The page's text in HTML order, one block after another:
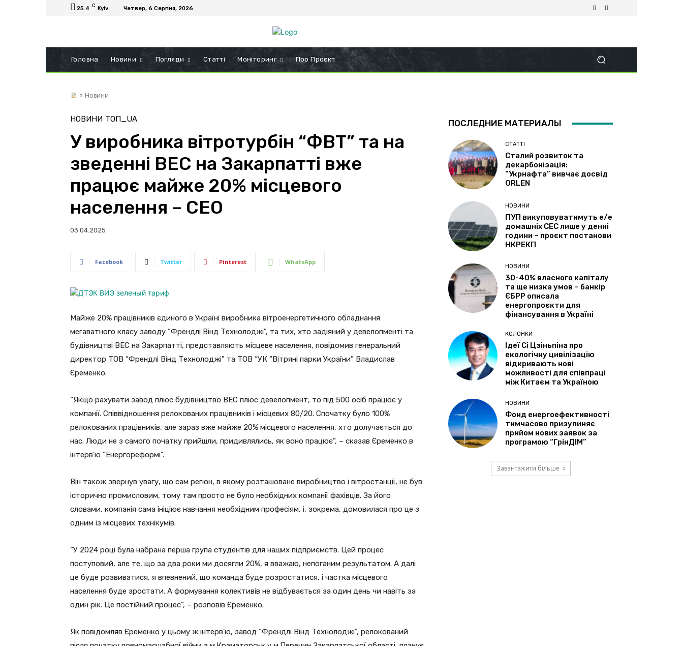
25.4 C Kyiv Четвер, 6 Серпня, 2026
Головна Новини Погляди Статті Моніторинг Про Проєкт
Новини
НОВИНИ ТОП_UA
У виробника вітротурбін “ФВТ” та на
зведенні ВЕС на Закарпатті вже
працює майже 20% місцевого
населення – СЕО
03.04.2025
Facebook Twitter Pinterest WhatsApp
Майже 20% працівників єдиного в Україні виробника вітроенергетичного обладнання
мегаватного класу заводу “Френдлі Вінд Технолоджі”, та тих, хто задіяний у девелопменті та
будівництві ВЕС на Закарпатті, представляють місцеве населення, повідомив генеральний
директор ТОВ “Френдлі Вінд Технолоджі” та ТОВ “УК “Вітряні парки України” Владислав
Єременко.
“Якщо рахувати завод плюс будівництво ВЕС плюс девелопмент, то під 500 осіб працює у
компанії. Співвідношення релокованих працівників і місцевих 80/20. Спочатку було 100%
релокованих працівників, але зараз вже майже 20% місцевого населення, хто долучається до
нас. Люди не з самого початку прийшли, придивлялись, як воно працює”, – сказав Єременко в
інтерв’ю “Енергореформі”.
Він також звернув увагу, що сам регіон, в якому розташоване виробництво і вітростанції, не був
історично промисловим, тому там просто не було необхідних компанії фахівців. За його
словами, компанія сама ініціює навчання необхідним професіям, і, зокрема, домовилася про це з
одним із місцевих технікумів.
“У 2024 році була набрана перша група студентів для наших підприємств. Цей процес
поступовий, але те, що за два роки ми досягли 20%, я вважаю, непоганим результатом. А далі
це буде розвиватися, я впевнений, що команда буде розростатися, і частка місцевого
населення буде зростати. А формування колективів не відбувається за один день чи навіть за
один рік. Це постійний процес”, – розповів Єременко.
Як повідомляв Єременко у цьому ж інтерв’ю, завод “Френдлі Вінд Технолоджі”, релокований
ПОСЛЕДНИЕ МАТЕРИАЛЫ
СТАТТІ
Сталий розвиток та
декарбонізація:
“Укрнафта” вивчає досвід
ORLEN
НОВИНИ
ПУП викуповуватимуть е/е
домашніх СЕС лише у денні
години – проєкт постанови
НКРЕКП
НОВИНИ
30-40% власного капіталу
та ще низка умов – банкір
ЄБРР описала
енергопроєкти для
фінансування в Україні
КОЛОНКИ
Ідеї Сі Цзіньпіна про
екологічну цивілізацію
відкривають нові
можливості для співпраці
між Китаєм та Україною
НОВИНИ
Фонд енергоефективності
тимчасово призупиняє
прийом нових заявок за
програмою “ГрінДІМ”
Завантажити більше